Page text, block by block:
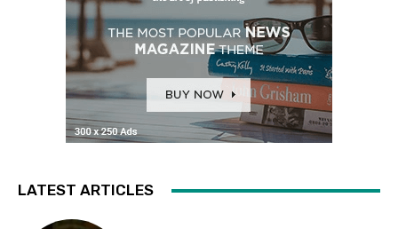
LATEST ARTICLES